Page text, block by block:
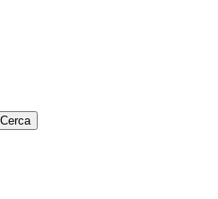
Cerca